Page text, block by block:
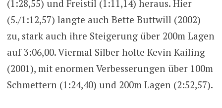
(1:28,55) und Freistil (1:11,14) heraus. Hier
(5./1:12,57) langte auch Bette Buttwill (2002)
zu, stark auch ihre Steigerung über 200m Lagen
auf 3:06,00. Viermal Silber holte Kevin Kailing
(2001), mit enormen Verbesserungen über 100m
Schmettern (1:24,40) und 200m Lagen (2:52,57).